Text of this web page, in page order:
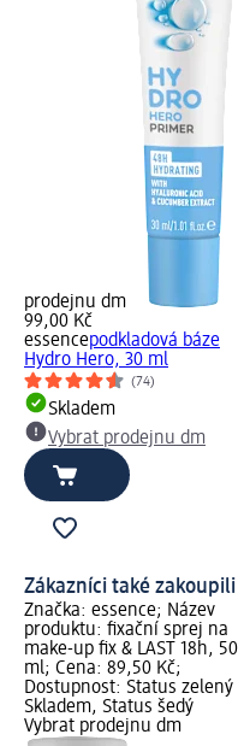
prodejnu dm
99,00 Kč
essencepodkladová báze
Hydro Hero, 30 ml
(74)
Skladem
Vybrat prodejnu dm
Zákazníci také zakoupili
Značka: essence; Název
produktu: fixační sprej na
make-up fix & LAST 18h, 50
ml; Cena: 89,50 Kč;
Dostupnost: Status zelený
Skladem, Status šedý
Vybrat prodejnu dm